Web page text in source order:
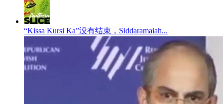
“Kissa Kursi Ka”没有结束，Siddaramaiah...